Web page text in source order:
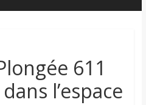
611
l’espace